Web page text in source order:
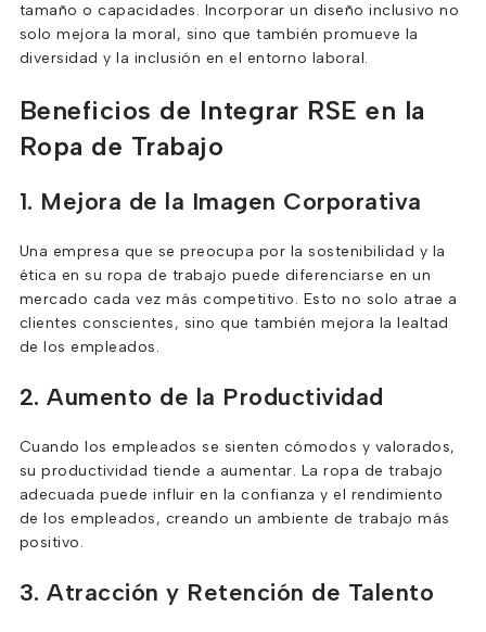
tamaño o capacidades. Incorporar un diseño inclusivo no
solo mejora la moral, sino que también promueve la
diversidad y la inclusión en el entorno laboral.
Beneficios de Integrar RSE en la
Ropa de Trabajo
1. Mejora de la Imagen Corporativa
Una empresa que se preocupa por la sostenibilidad y la
ética en su ropa de trabajo puede diferenciarse en un
mercado cada vez más competitivo. Esto no solo atrae a
clientes conscientes, sino que también mejora la lealtad
de los empleados.
2. Aumento de la Productividad
Cuando los empleados se sienten cómodos y valorados,
su productividad tiende a aumentar. La ropa de trabajo
adecuada puede influir en la confianza y el rendimiento
de los empleados, creando un ambiente de trabajo más
positivo.
3. Atracción y Retención de Talento